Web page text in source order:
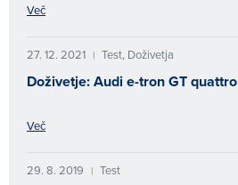
Več
27. 12. 2021 | Test, Doživetja
Doživetje: Audi e-tron GT quattro
Več
29. 8. 2019 | Test